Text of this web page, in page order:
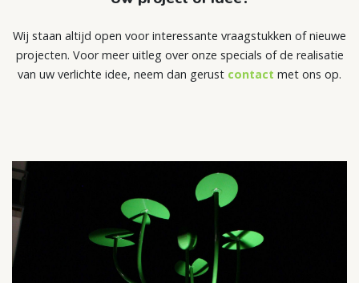
Wij staan altijd open voor interessante vraagstukken of nieuwe
projecten. Voor meer uitleg over onze specials of de realisatie
van uw verlichte idee, neem dan gerust contact met ons op.